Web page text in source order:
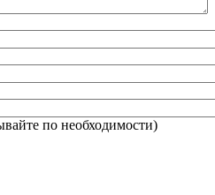
по необходимости)